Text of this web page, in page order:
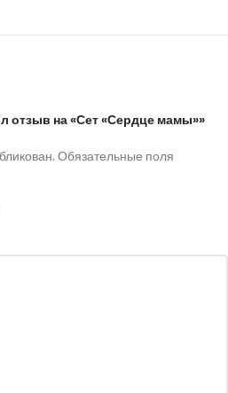
отзыв на «Сет «Сердце мамы»»
Обязательные поля